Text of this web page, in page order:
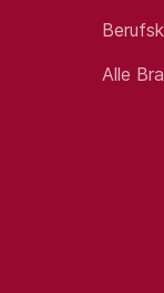
vor Ort
Absicherung
Alle